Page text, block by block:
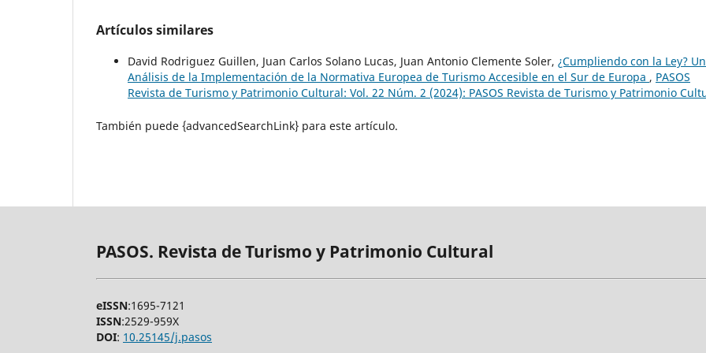
Artículos similares
David Rodriguez Guillen, Juan Carlos Solano Lucas, Juan Antonio Clemente Soler, ¿Cumpliendo con la Ley? Un
Análisis de la Implementación de la Normativa Europea de Turismo Accesible en el Sur de Europa , PASOS
Revista de Turismo y Patrimonio Cultural: Vol. 22 Núm. 2 (2024): PASOS Revista de Turismo y Patrimonio
También puede {advancedSearchLink} para este artículo.
PASOS. Revista de Turismo y Patrimonio Cultural
eISSN:1695-7121
ISSN:2529-959X
DOI: 10.25145/j.pasos